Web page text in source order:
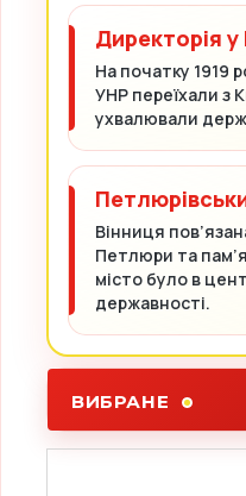
Директорія у
На початку 1919
УНР переїхали з
ухвалювали
Вінниця
Петлюри та
місто було в
державності.
ВИБРАНЕ